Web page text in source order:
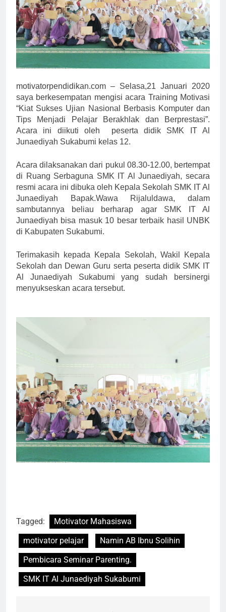
motivatorpendidikan.com – Selasa,21 Januari 2020
saya berkesempatan mengisi acara Training Motivasi
“Kiat Sukses Ujian Nasional Berbasis Komputer dan
Tips Menjadi Pelajar Berakhlak dan Berprestasi”.
Acara ini diikuti oleh peserta didik SMK IT Al
Junaediyah Sukabumi kelas 12.
Acara dilaksanakan dari pukul 08.30-12.00, bertempat
di Ruang Serbaguna SMK IT Al Junaediyah, secara
resmi acara ini dibuka oleh Kepala Sekolah SMK IT Al
Junaediyah Bapak.Wawa Rijaluldawa, dalam
sambutannya beliau berharap agar SMK IT Al
Junaediyah bisa masuk 10 besar terbaik hasil UNBK
di Kabupaten Sukabumi.
Terimakasih kepada Kepala Sekolah, Wakil Kepala
Sekolah dan Dewan Guru serta peserta didik SMK IT
Al Junaediyah Sukabumi yang sudah bersinergi
menyukseskan acara tersebut.
Tagged:
Motivator Mahasiswa
motivator pelajar
Namin AB Ibnu Solihin
Pembicara Seminar Parenting.
SMK IT Al Junaediyah Sukabumi